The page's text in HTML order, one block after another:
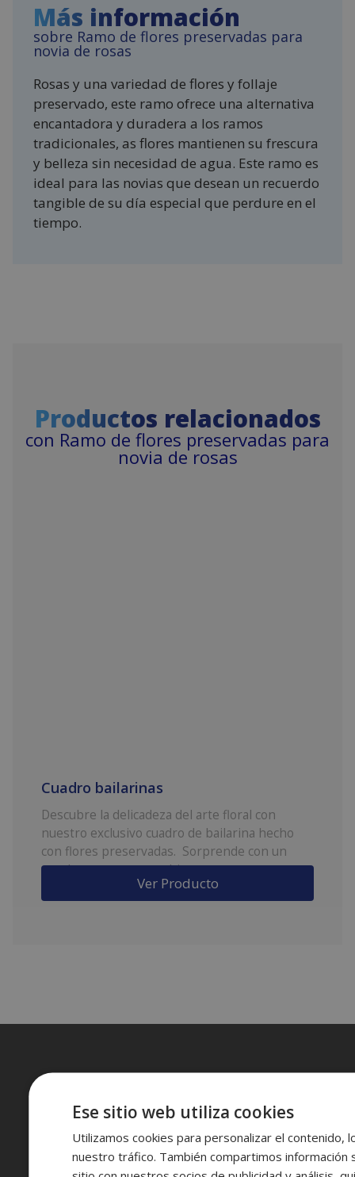
Más información
sobre Ramo de flores preservadas para
novia de rosas
Rosas y una variedad de flores y follaje
preservado, este ramo ofrece una alternativa
encantadora y duradera a los ramos
tradicionales, as flores mantienen su frescura
y belleza sin necesidad de agua. Este ramo es
ideal para las novias que desean un recuerdo
tangible de su día especial que perdure en el
tiempo.
Productos relacionados
con Ramo de flores preservadas para
novia de rosas
Cuadro bailarinas
Descubre la delicadeza del arte floral con
nuestro exclusivo cuadro de bailarina hecho
con flores preservadas. Sorprende con un
regalo que no se marchita.
Ver Producto
Nosotros
Av. de César Augusto, 100, Casco Antiguo 50003
Ese sitio web utiliza cookies
Utilizamos cookies para personalizar el contenido,
nuestro tráfico. También compartimos información